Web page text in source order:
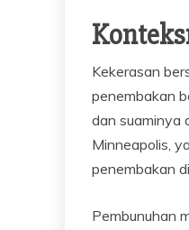
Kekerasan
penembakan
dan suaminya
Minneapolis,
penembakan
Pembunuhan